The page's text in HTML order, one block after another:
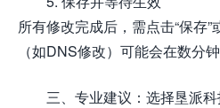
所有修改完成后，需点击“保存”
（如DNS修改）可能会在数分
三、专业建议：选择垦派